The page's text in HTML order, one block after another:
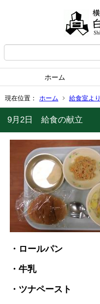
ホーム
現在位置： ホーム 給食室より
9月2日 給食の献立
・ロールパン
・牛乳
・ツナペースト